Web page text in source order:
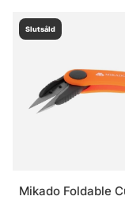
läget.
Vanliga frågor
Vad är en
Slutsåld
Mikado Foldable